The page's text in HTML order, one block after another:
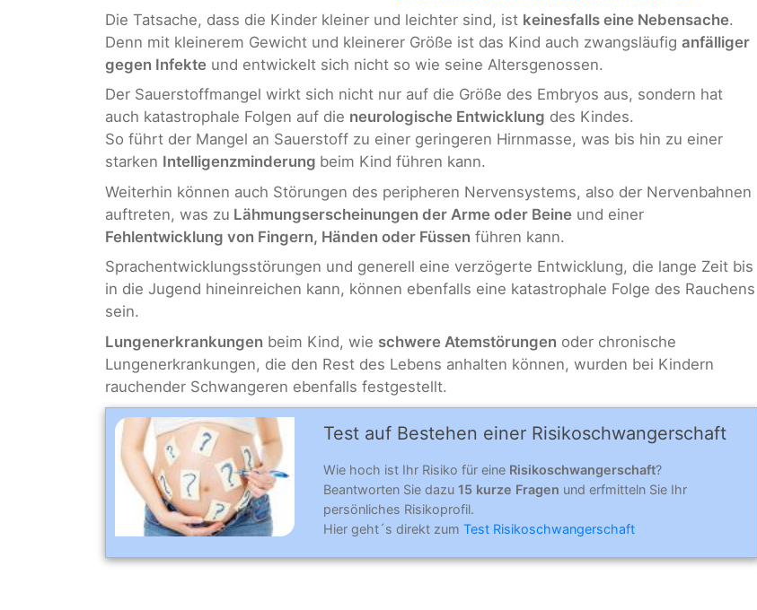
Die Tatsache, dass die Kinder kleiner und leichter sind, ist keinesfalls eine Nebensache.
Denn mit kleinerem Gewicht und kleinerer Größe ist das Kind auch zwangsläufig anfälliger
gegen Infekte und entwickelt sich nicht so wie seine Altersgenossen.
Der Sauerstoffmangel wirkt sich nicht nur auf die Größe des Embryos aus, sondern hat
auch katastrophale Folgen auf die neurologische Entwicklung des Kindes.
So führt der Mangel an Sauerstoff zu einer geringeren Hirnmasse, was bis hin zu einer
starken Intelligenzminderung beim Kind führen kann.
Weiterhin können auch Störungen des peripheren Nervensystems, also der Nervenbahnen
auftreten, was zu Lähmungserscheinungen der Arme oder Beine und einer
Fehlentwicklung von Fingern, Händen oder Füssen führen kann.
Sprachentwicklungsstörungen und generell eine verzögerte Entwicklung, die lange Zeit bis
in die Jugend hineinreichen kann, können ebenfalls eine katastrophale Folge des Rauchens
sein.
Lungenerkrankungen beim Kind, wie schwere Atemstörungen oder chronische
Lungenerkrankungen, die den Rest des Lebens anhalten können, wurden bei Kindern
rauchender Schwangeren ebenfalls festgestellt.
Test auf Bestehen einer Risiko­schwanger­schaft
Wie hoch ist Ihr Risiko für eine Risikoschwangerschaft?
Beantworten Sie dazu 15 kurze Fragen und erfmitteln Sie Ihr
persönliches Risikoprofil.
Hier geht´s direkt zum Test Risikoschwangerschaft